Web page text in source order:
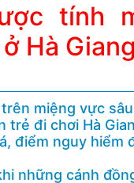
tính
Hà Giang
miệng vực
trẻ đi chơi Hà
điểm nguy hiểm
những cánh